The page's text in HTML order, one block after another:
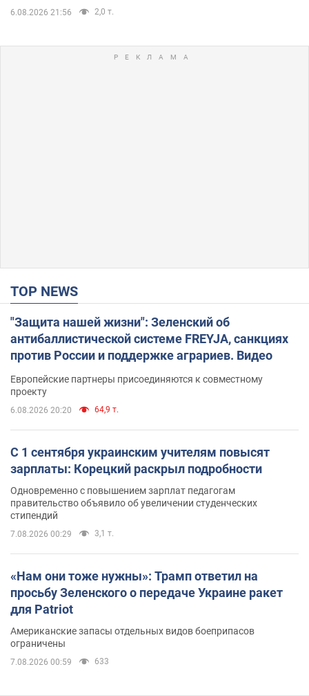
6.08.2026 21:56 2,0 т.
TOP NEWS
"Защита нашей жизни": Зеленский об
антибаллистической системе FREYJA, санкциях
против России и поддержке аграриев. Видео
Европейские партнеры присоединяются к совместному
проекту
6.08.2026 20:20 64,9 т.
С 1 сентября украинским учителям повысят
зарплаты: Корецкий раскрыл подробности
Одновременно с повышением зарплат педагогам
правительство объявило об увеличении студенческих
стипендий
7.08.2026 00:29 3,1 т.
«Нам они тоже нужны»: Трамп ответил на
просьбу Зеленского о передаче Украине ракет
для Patriot
Американские запасы отдельных видов боеприпасов
ограничены
7.08.2026 00:59 633